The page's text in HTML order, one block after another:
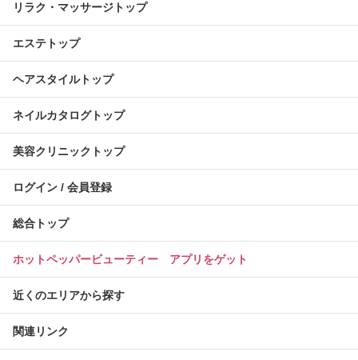
リラク・マッサージトップ
エステトップ
ヘアスタイルトップ
ネイルカタログトップ
美容クリニックトップ
ログイン / 会員登録
総合トップ
ホットペッパービューティー アプリをゲット
近くのエリアから探す
関連リンク